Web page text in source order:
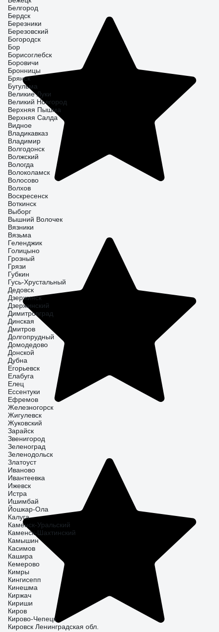
Белгород
Бердск
Березники
Березовский
Богородск
Бор
Борисоглебск
Боровичи
Бронницы
Брянск
Бугульма
Великие Луки
Великий Новгород
Верхняя Пышма
Верхняя Салда
Видное
Владикавказ
Владимир
Волгодонск
Волжский
Вологда
Волоколамск
Волосово
Волхов
Воскресенск
Воткинск
Выборг
Вышний Волочек
Вязники
Вязьма
Геленджик
Голицыно
Грозный
Грязи
Губкин
Гусь-Хрустальный
Дедовск
Дзержинск
Дзержинский
Димитровград
Динская
Дмитров
Долгопрудный
Домодедово
Донской
Дубна
Егорьевск
Елабуга
Елец
Ессентуки
Ефремов
Железногорск
Жигулевск
Жуковский
Зарайск
Звенигород
Зеленоград
Зеленодольск
Златоуст
Иваново
Ивантеевка
Ижевск
Истра
Ишимбай
Йошкар-Ола
Калуга
Каменск-Уральский
Каменск-Шахтинский
Камышин
Касимов
Кашира
Кемерово
Кимры
Кингисепп
Кинешма
Киржач
Кириши
Киров
Кирово-Чепецк
Кировск Ленинградская обл.